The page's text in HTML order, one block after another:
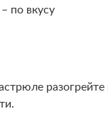
по вкусу